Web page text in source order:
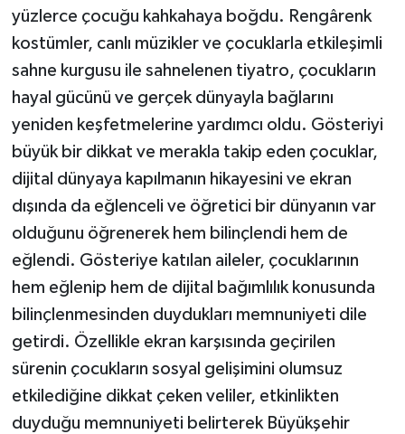
yüzlerce çocuğu kahkahaya boğdu. Rengârenk
kostümler, canlı müzikler ve çocuklarla etkileşimli
sahne kurgusu ile sahnelenen tiyatro, çocukların
hayal gücünü ve gerçek dünyayla bağlarını
yeniden keşfetmelerine yardımcı oldu. Gösteriyi
büyük bir dikkat ve merakla takip eden çocuklar,
dijital dünyaya kapılmanın hikayesini ve ekran
dışında da eğlenceli ve öğretici bir dünyanın var
olduğunu öğrenerek hem bilinçlendi hem de
eğlendi. Gösteriye katılan aileler, çocuklarının
hem eğlenip hem de dijital bağımlılık konusunda
bilinçlenmesinden duydukları memnuniyeti dile
getirdi. Özellikle ekran karşısında geçirilen
sürenin çocukların sosyal gelişimini olumsuz
etkilediğine dikkat çeken veliler, etkinlikten
duyduğu memnuniyeti belirterek Büyükşehir